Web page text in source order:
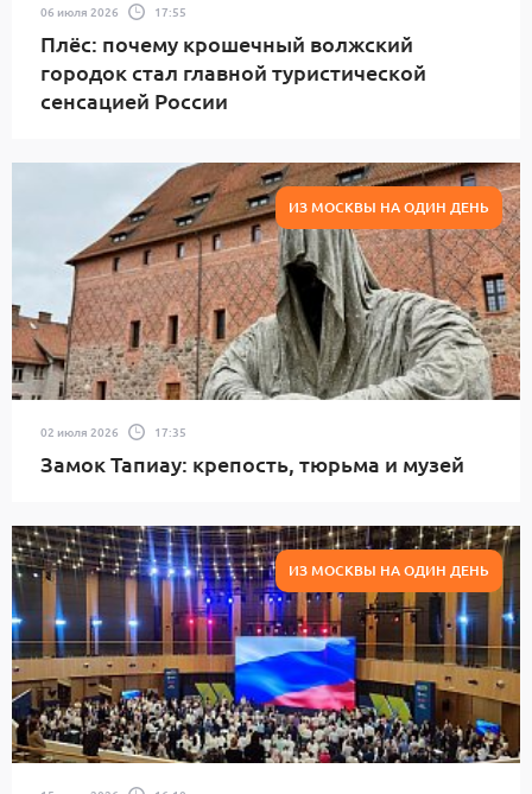
06 июля 2026 17:55
Плёс: почему крошечный волжский
городок стал главной туристической
сенсацией России
ИЗ МОСКВЫ НА ОДИН ДЕНЬ
02 июля 2026 17:35
Замок Тапиау: крепость, тюрьма и музей
ИЗ МОСКВЫ НА ОДИН ДЕНЬ